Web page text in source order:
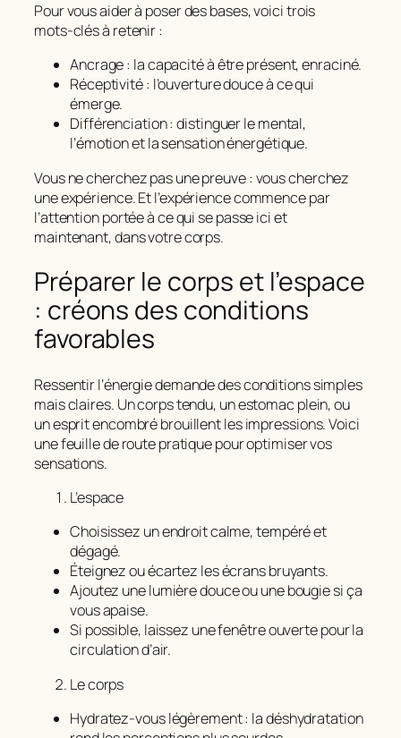
Pour vous aider à poser des bases, voici trois
mots‑clés à retenir :
Ancrage: la capacité à être présent, enraciné.
Réceptivité: l’ouverture douce à ce qui
émerge.
Différenciation: distinguer le mental,
l’émotion et la sensation énergétique.
Vous ne cherchez pas une preuve : vous cherchez
une expérience. Et l’expérience commence par
l’attention portée à ce qui se passe ici et
maintenant, dans votre corps.
Préparer le corps et l’espace
: créons des conditions
favorables
Ressentir l’énergie demande des conditions simples
mais claires. Un corps tendu, un estomac plein, ou
un esprit encombré brouillent les impressions. Voici
une feuille de route pratique pour optimiser vos
sensations.
L’espace
Choisissez un endroit calme, tempéré et
dégagé.
Éteignez ou écartez les écrans bruyants.
Ajoutez une lumière douce ou une bougie si ça
vous apaise.
Si possible, laissez une fenêtre ouverte pour la
circulation d’air.
Le corps
Hydratez‑vous légèrement : la déshydratation